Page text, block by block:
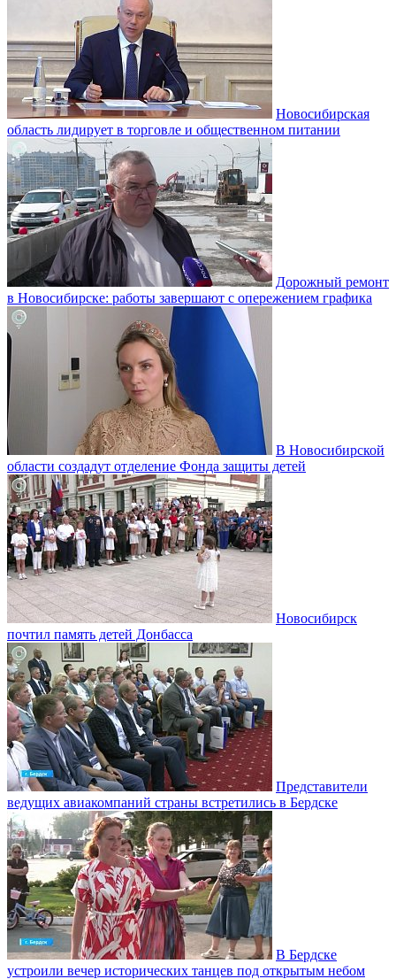
Новосибирская
область лидирует в торговле и общественном питании
Дорожный ремонт
в Новосибирске: работы завершают с опережением графика
В Новосибирской
области создадут отделение Фонда защиты детей
Новосибирск
почтил память детей Донбасса
Представители
ведущих авиакомпаний страны встретились в Бердске
В Бердске
устроили вечер исторических танцев под открытым небом